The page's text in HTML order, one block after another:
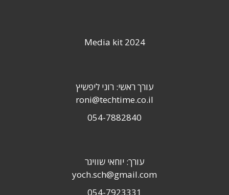
Media kit 2024
עורך ראשי: רוני ליפשיץ
roni@techtime.co.il
054-7882840
עורך: יוחאי שוויגר
yoch.sch@gmail.com
054-7923331